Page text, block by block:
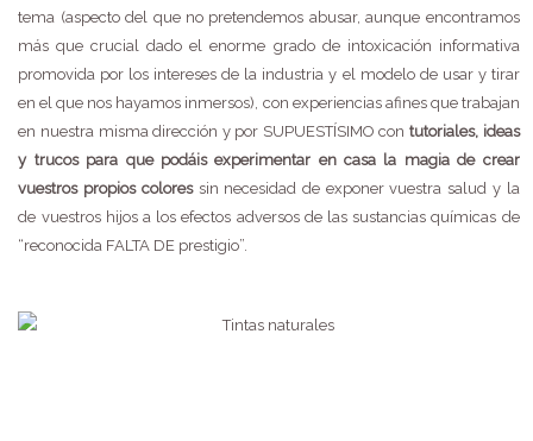
tema (aspecto del que no pretendemos abusar, aunque encontramos
más que crucial dado el enorme grado de intoxicación informativa
promovida por los intereses de la industria y el modelo de usar y tirar
en el que nos hayamos inmersos), con experiencias afines que trabajan
en nuestra misma dirección y por SUPUESTÍSIMO con tutoriales, ideas
y trucos para que podáis experimentar en casa la magia de crear
vuestros propios coloressin necesidad de exponer vuestra salud y la
de vuestros hijos a los efectos adversos de las sustancias químicas de
“reconocida FALTA DE prestigio”.